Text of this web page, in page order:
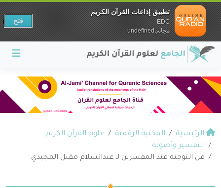
الرئيسية المكتبة الرقمية
علوم القرآن الكريم
التفسير وأصوله
فن التوجيه عند المفسرين لـ عبدالسلام مقبل المجيدي
تطبيق إذاعات القرآن الكريم
EDC
مجانيundefined
فتح